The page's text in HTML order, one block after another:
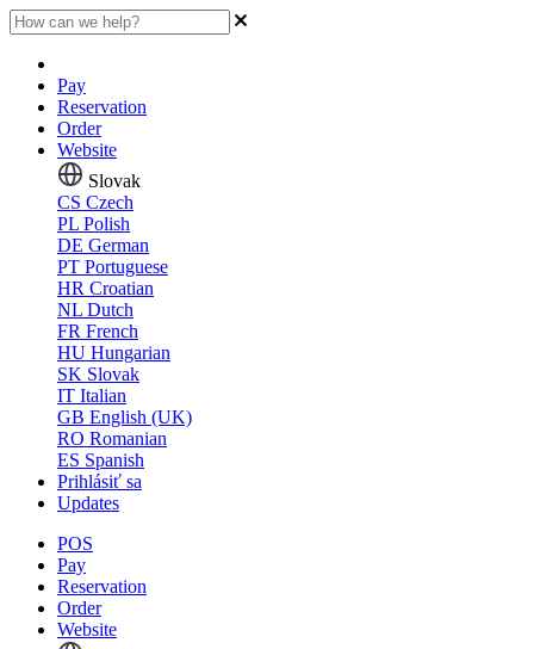
Pay
Reservation
Order
Website
Slovak
CS Czech
PL Polish
DE German
PT Portuguese
HR Croatian
NL Dutch
FR French
HU Hungarian
SK Slovak
IT Italian
GB English (UK)
RO Romanian
ES Spanish
Prihlásiť sa
Updates
POS
Pay
Reservation
Order
Website